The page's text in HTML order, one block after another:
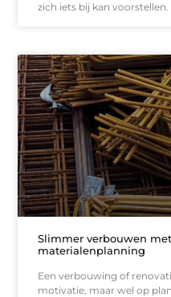
zich iets bij kan
Slimmer verbouwen
materialenplanning
Een verbouwing of
motivatie, maar wel op